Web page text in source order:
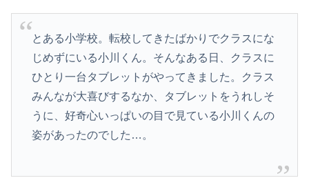
とある小学校。転校してきたばかりでクラスにな
じめずにいる小川くん。そんなある日、­クラスに
ひとり一台タブレットがやってきました。クラス
みんなが大喜びするなか、タブ­レットをうれしそ
うに、好奇心いっぱいの目で見ている小川くんの
姿があったのでした…。